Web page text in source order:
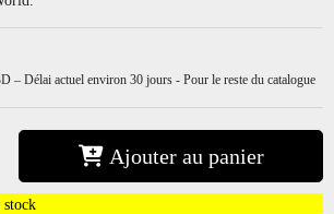
– Délai actuel environ 30 jours - Pour le reste du catalogue
Ajouter au panier
stock